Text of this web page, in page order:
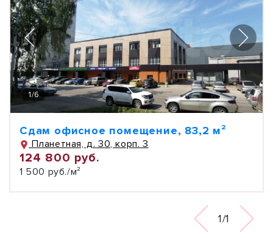
1/6
Сдам офисное помещение, 83,2 м²
Планетная, д. 30, корп. 3
124 800 руб.
1 500 руб./м²
1/1